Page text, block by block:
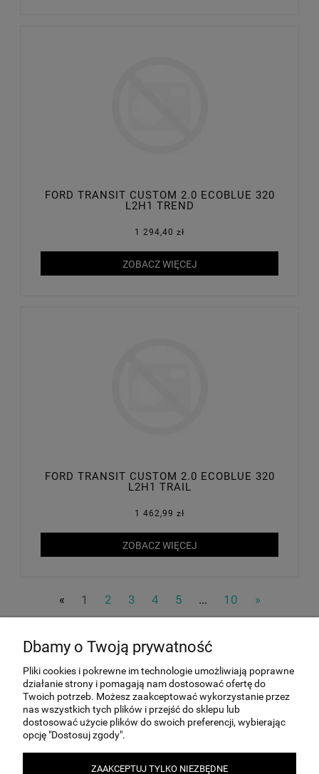
FORD TRANSIT CUSTOM 2.0 ECOBLUE 320
L2H1 TREND
1 294,40 zł
ZOBACZ WIĘCEJ
FORD TRANSIT CUSTOM 2.0 ECOBLUE 320
L2H1 TRAIL
1 462,99 zł
ZOBACZ WIĘCEJ
« 1 2 3 4 5 ... 10 »
MOJE KONTO
INFORMACJE
PŁATNOŚCI I DOSTAWA
Dbamy o Twoją prywatność
Pliki cookies i pokrewne im technologie umożliwiają poprawne
działanie strony i pomagają nam dostosować ofertę do
Twoich potrzeb. Możesz zaakceptować wykorzystanie przez
nas wszystkich tych plików i przejść do sklepu lub
dostosować użycie plików do swoich preferencji, wybierając
opcję "Dostosuj zgody".
ZAAKCEPTUJ TYLKO NIEZBĘDNE